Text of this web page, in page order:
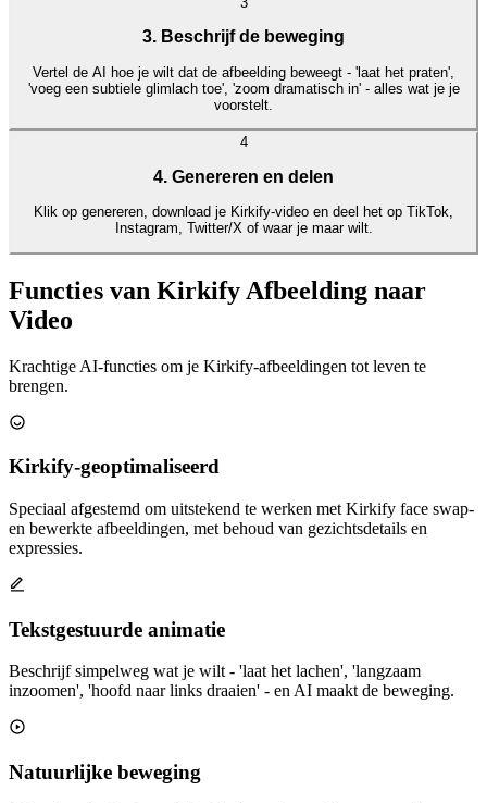
3. Beschrijf de beweging
Vertel de AI hoe je wilt dat de afbeelding beweegt - 'laat het praten',
'voeg een subtiele glimlach toe', 'zoom dramatisch in' - alles wat je je
voorstelt.
4
4. Genereren en delen
Klik op genereren, download je Kirkify-video en deel het op TikTok,
Instagram, Twitter/X of waar je maar wilt.
Functies van Kirkify Afbeelding naar
Video
Krachtige AI-functies om je Kirkify-afbeeldingen tot leven te
brengen.
Kirkify-geoptimaliseerd
Speciaal afgestemd om uitstekend te werken met Kirkify face swap-
en bewerkte afbeeldingen, met behoud van gezichtsdetails en
expressies.
Tekstgestuurde animatie
Beschrijf simpelweg wat je wilt - 'laat het lachen', 'langzaam
inzoomen', 'hoofd naar links draaien' - en AI maakt de beweging.
Natuurlijke beweging